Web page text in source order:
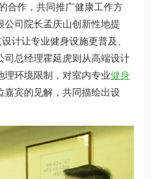
合作，共同推广健康工作方
公司院长孟庆山创新性地提
计让专业健身设施更普及、
司总经理霍延虎则从高端设计
理环境限制，对室内专业健身
嘉宾的见解，共同描绘出设